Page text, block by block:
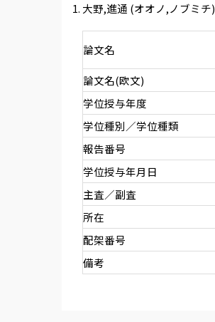
大野,進通 (オオノ,ノブミチ)
論文名
論文名(欧文)
学位授与年度
学位種別／学位種類
報告番号
学位授与年月日
主査／副査
所在
配架番号
備考